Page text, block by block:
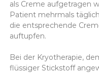
als Creme aufgetragen
Patient mehrmals
die entsprechende
auftupfen.
Bei der Kryotherapie,
flüssiger Stickstoff